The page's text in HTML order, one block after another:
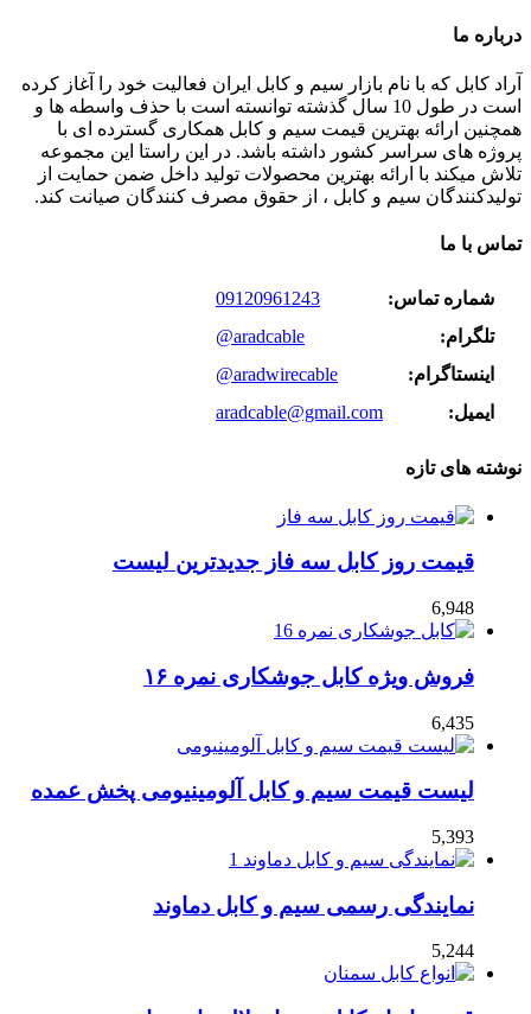
درباره ما
آراد کابل که با نام بازار سیم و کابل ایران فعالیت خود را آغاز کرده
است در طول 10 سال گذشته توانسته است با حذف واسطه ها و
همچنین ارائه بهترین قیمت سیم و کابل همکاری گسترده ای با
پروژه های سراسر کشور داشته باشد. در این راستا این مجموعه
تلاش میکند با ارائه بهترین محصولات تولید داخل ضمن حمایت از
تولیدکنندگان سیم و کابل ، از حقوق مصرف کنندگان صیانت کند.
تماس با ما
شماره تماس:
09120961243
تلگرام:
@aradcable
اینستاگرام:
@aradwirecable
ایمیل:
aradcable@gmail.com
نوشته های تازه
قیمت روز کابل سه فاز جدیدترین لیست
6,948
فروش ویژه کابل جوشکاری نمره ۱۶
6,435
لیست قیمت سیم و کابل آلومینیومی پخش عمده
5,393
نمایندگی رسمی سیم و کابل دماوند
5,244